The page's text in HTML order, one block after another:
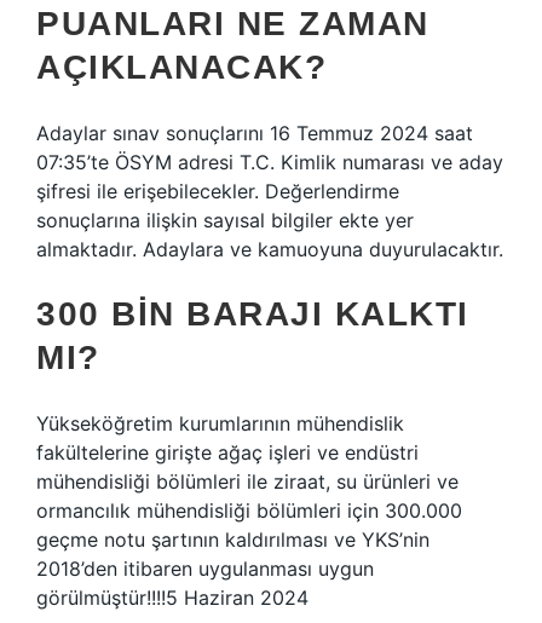
PUANLARI NE ZAMAN
AÇIKLANACAK?
Adaylar sınav sonuçlarını 16 Temmuz 2024 saat
07:35’te ÖSYM adresi T.C. Kimlik numarası ve aday
şifresi ile erişebilecekler. Değerlendirme
sonuçlarına ilişkin sayısal bilgiler ekte yer
almaktadır. Adaylara ve kamuoyuna duyurulacaktır.
300 BIN BARAJI KALKTI
MI?
Yükseköğretim kurumlarının mühendislik
fakültelerine girişte ağaç işleri ve endüstri
mühendisliği bölümleri ile ziraat, su ürünleri ve
ormancılık mühendisliği bölümleri için 300.000
geçme notu şartının kaldırılması ve YKS’nin
2018’den itibaren uygulanması uygun
görülmüştür!!!!5 Haziran 2024